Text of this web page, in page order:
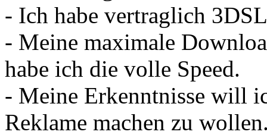
- Ich habe vertraglich
- Meine maximale
habe ich die volle Speed.
- Meine Erkenntnisse will
Reklame machen zu